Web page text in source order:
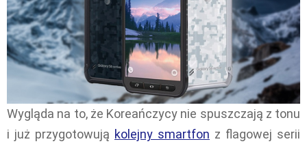
Wygląda na to, że Koreańczycy nie spuszczają z tonu
i już przygotowują kolejny smartfon z flagowej serii